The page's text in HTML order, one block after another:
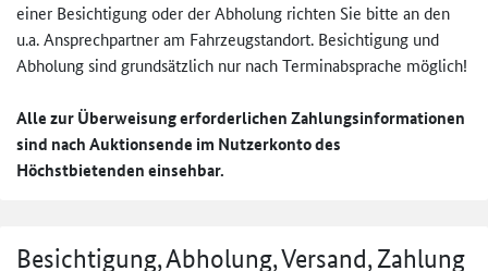
einer Besichtigung oder der Abholung richten Sie bitte an den
u.a. Ansprechpartner am Fahrzeugstandort. Besichtigung und
Abholung sind grundsätzlich nur nach Terminabsprache möglich!
Alle zur Überweisung erforderlichen Zahlungsinformationen
sind nach Auktionsende im Nutzerkonto des
Höchstbietenden einsehbar.
Besichtigung, Abholung, Versand, Zahlung